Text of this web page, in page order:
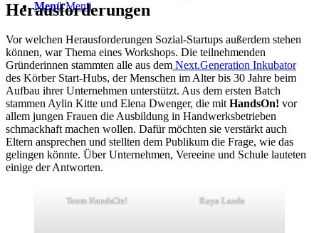
Menü Menü
Herausforderungen
Vor welchen Herausforderungen Sozial-Startups außerdem stehen
können, war Thema eines Workshops. Die teilnehmenden
Gründerinnen stammten alle aus dem Next.Generation Inkubator
des Körber Start-Hubs, der Menschen im Alter bis 30 Jahre beim
Aufbau ihrer Unternehmen unterstützt. Aus dem ersten Batch
stammen Aylin Kitte und Elena Dwenger, die mitHandsOn! vor
allem jungen Frauen die Ausbildung in Handwerksbetrieben
schmackhaft machen wollen. Dafür möchten sie verstärkt auch
Eltern ansprechen und stellten dem Publikum die Frage, wie das
gelingen könnte. Über Unternehmen, Vereeine und Schule lauteten
einige der Antworten.
Team HandsOn! Raya Laade